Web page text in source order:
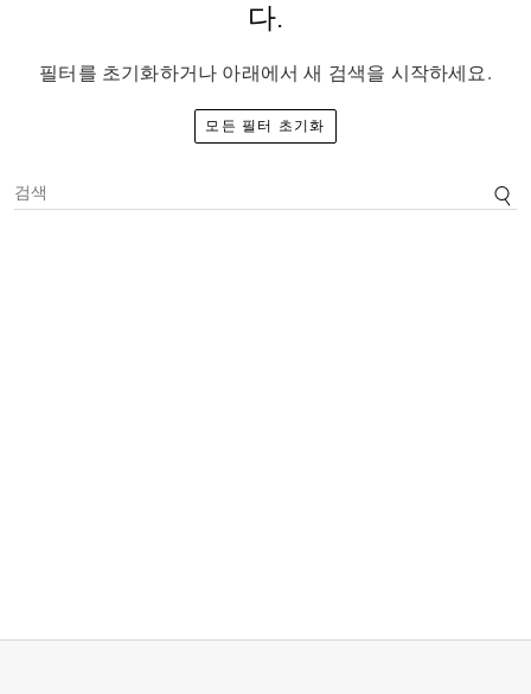
다.
필터를 초기화하거나 아래에서 새 검색을 시작하세요.
모든 필터 초기화